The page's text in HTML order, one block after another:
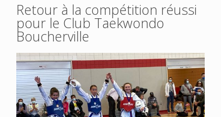
Retour à la compétition réussi
pour le Club Taekwondo
Boucherville